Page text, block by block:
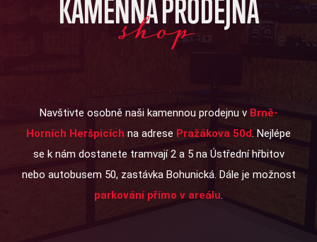
KAMENNÁ PRODEJNA
shop
Navštivte osobně naši kamennou prodejnu v Brně-
Horních Heršpicích na adrese Pražákova 50d . Nejlépe
se k nám dostanete tramvají 2 a 5 na Ústřední hřbitov
nebo autobusem 50, zastávka Bohunická. Dále je možnost
parkování přímo v areálu